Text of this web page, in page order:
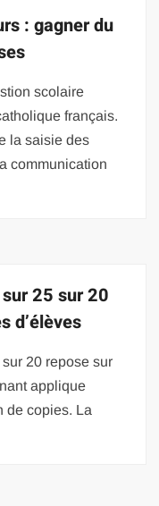
: gagner du
scolaire
français.
la saisie des
communication
25 sur 20
d’élèves
20 repose sur
applique
de copies. La